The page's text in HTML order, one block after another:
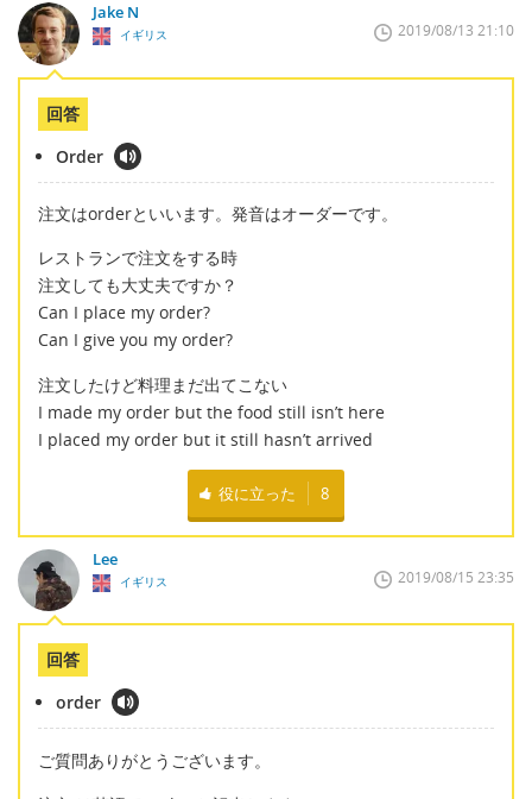
Jake N
イギリス 2019/08/13 21:10
回答
Order
注文はorderといいます。発音はオーダーです。
レストランで注文をする時
注文しても大丈夫ですか？
Can I place my order?
Can I give you my order?
注文したけど料理まだ出てこない
I made my order but the food still isn’t here
I placed my order but it still hasn’t arrived
役に立った 8
Lee
イギリス 2019/08/15 23:35
回答
order
ご質問ありがとうございます。